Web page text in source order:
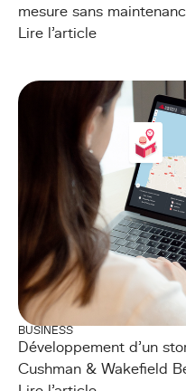
mesure sans
Lire l'article
BUSINESS
Développement d’un
Cushman & Wakefield